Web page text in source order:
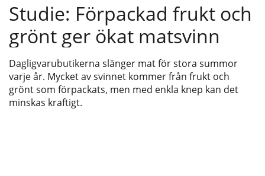
Studie: Förpackad frukt och
grönt ger ökat matsvinn
Dagligvarubutikerna slänger mat för stora summor
varje år. Mycket av svinnet kommer från frukt och
grönt som förpackats, men med enkla knep kan det
minskas kraftigt.